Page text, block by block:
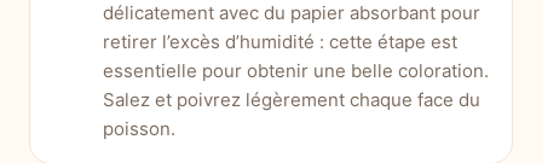
délicatement avec du papier absorbant pour
retirer l’excès d’humidité : cette étape est
essentielle pour obtenir une belle coloration.
Salez et poivrez légèrement chaque face du
poisson.